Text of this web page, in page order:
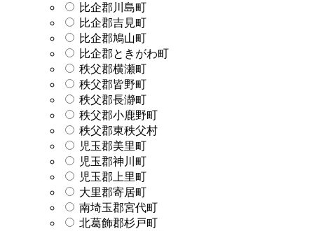
比企郡川島町
比企郡吉見町
比企郡鳩山町
比企郡ときがわ町
秩父郡横瀬町
秩父郡皆野町
秩父郡長瀞町
秩父郡小鹿野町
秩父郡東秩父村
児玉郡美里町
児玉郡神川町
児玉郡上里町
大里郡寄居町
南埼玉郡宮代町
北葛飾郡杉戸町